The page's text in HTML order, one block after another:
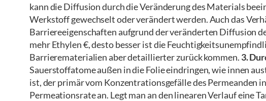
kann die Diffusion durch die Veränderung des Materials
Werkstoff gewechselt oder verändert werden. Auch das
Barriereeigenschaften aufgrund der veränderten Diffusion
mehr Ethylen €, desto besser ist die
Barrierematerialien aber detaillierter zurück kommen. 3.
Sauerstoffatome außen in die Folie eindringen, wie innen
ist, der primär vom Konzentrationsgefälle des Permeanden
Permeationsrate an. Legt man an den linearen Verlauf eine